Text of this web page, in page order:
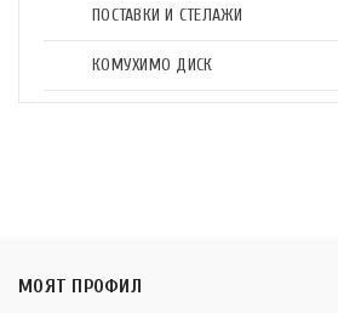
ПОСТАВКИ И СТЕЛАЖИ
КОМУХИМО ДИСК
МОЯТ ПРОФИЛ